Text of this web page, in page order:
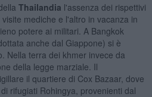
Thailandia l'assenza dei rispettivi
mediche e l'altro in vacanza in
potere ai militari. A Bangkok
anche dal Giappone) si è
Nella terra dei khmer invece da
della legge marziale. Il
il quartiere di Cox Bazaar, dove
rifugiati Rohingya, provenienti dal